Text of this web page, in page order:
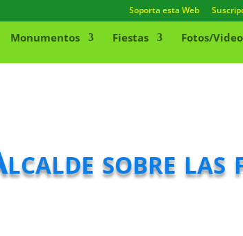
Soporta esta Web
Monumentos Fiestas Fotos/
sobre las